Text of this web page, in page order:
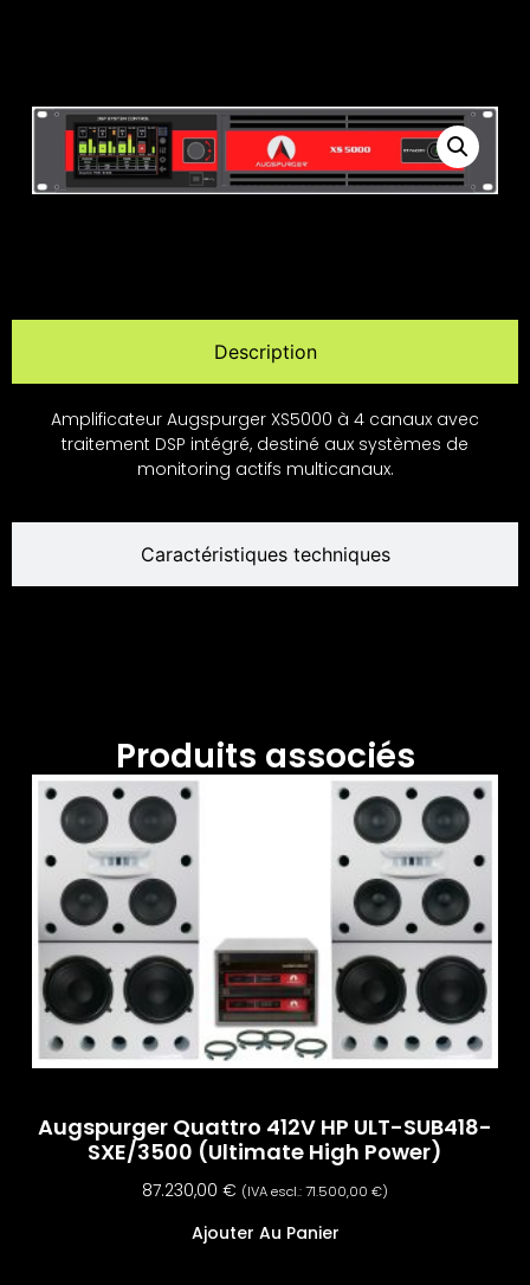
Description
Caractéristiques techniques
Amplificateur Augspurger XS5000 à 4 canaux avec
traitement DSP intégré, destiné aux systèmes de
monitoring actifs multicanaux.
Produits associés
Augspurger Quattro 412V HP ULT-SUB418-
SXE/3500 (Ultimate High Power)
87.230,00 € (IVA escl.:71.500,00 €)
Ajouter Au Panier